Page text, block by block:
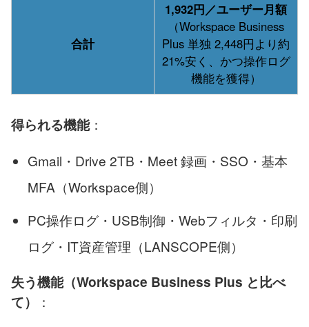
合計
1,932円／ユーザー月額
（Workspace Business
Plus 単独 2,448円より約
21%安く、かつ操作ログ
機能を獲得）
得られる機能：
Gmail・Drive 2TB・Meet 録画・SSO・基本
MFA（Workspace側）
PC操作ログ・USB制御・Webフィルタ・印刷
ログ・IT資産管理（LANSCOPE側）
失う機能（Workspace Business Plus と比べ
て）
：